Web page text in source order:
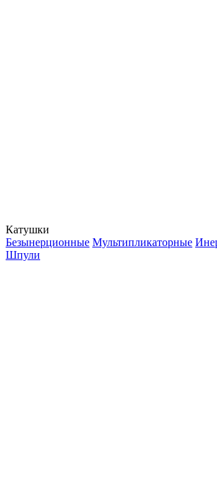
Катушки
Безынерционные Мультипликаторные
Шпули